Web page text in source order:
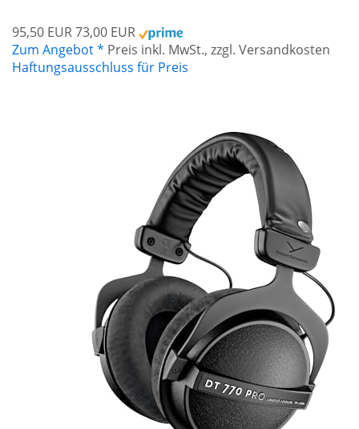
95,50 EUR73,00 EUR
Zum Angebot * Preis inkl. MwSt., zzgl. Versandkosten
Haftungsausschluss für Preis